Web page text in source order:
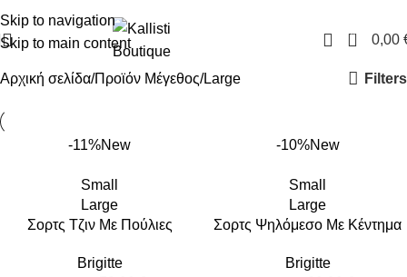
Skip to navigation
Skip to main content
0 0,00
Αρχική σελίδα Προϊόν Μέγεθος Large Filters
-11%New
Small
Large
Σορτς Τζιν Με Πούλιες
Brigitte
-10%New
Small
Large
Σορτς Ψηλόμεσο Με Κέντημα
Brigitte